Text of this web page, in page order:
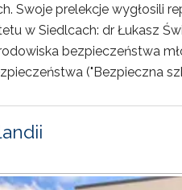
Swoje prelekcje wygłosili
w Siedlcach: dr Łukasz
bezpieczeństwa
("Bezpieczna